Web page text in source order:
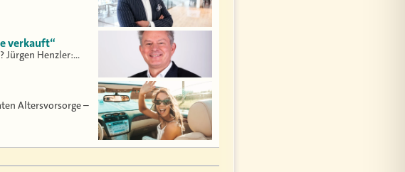
verkauft“
Jürgen Henzler:…
Altersvorsorge –